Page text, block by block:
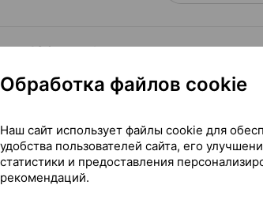
,180 мл×1
стомы],
Где купить
Обработка файлов cookie
Наш сайт использует файлы cookie для
удобства пользователей сайта, его
статистики и предоставления
рекомендаций.